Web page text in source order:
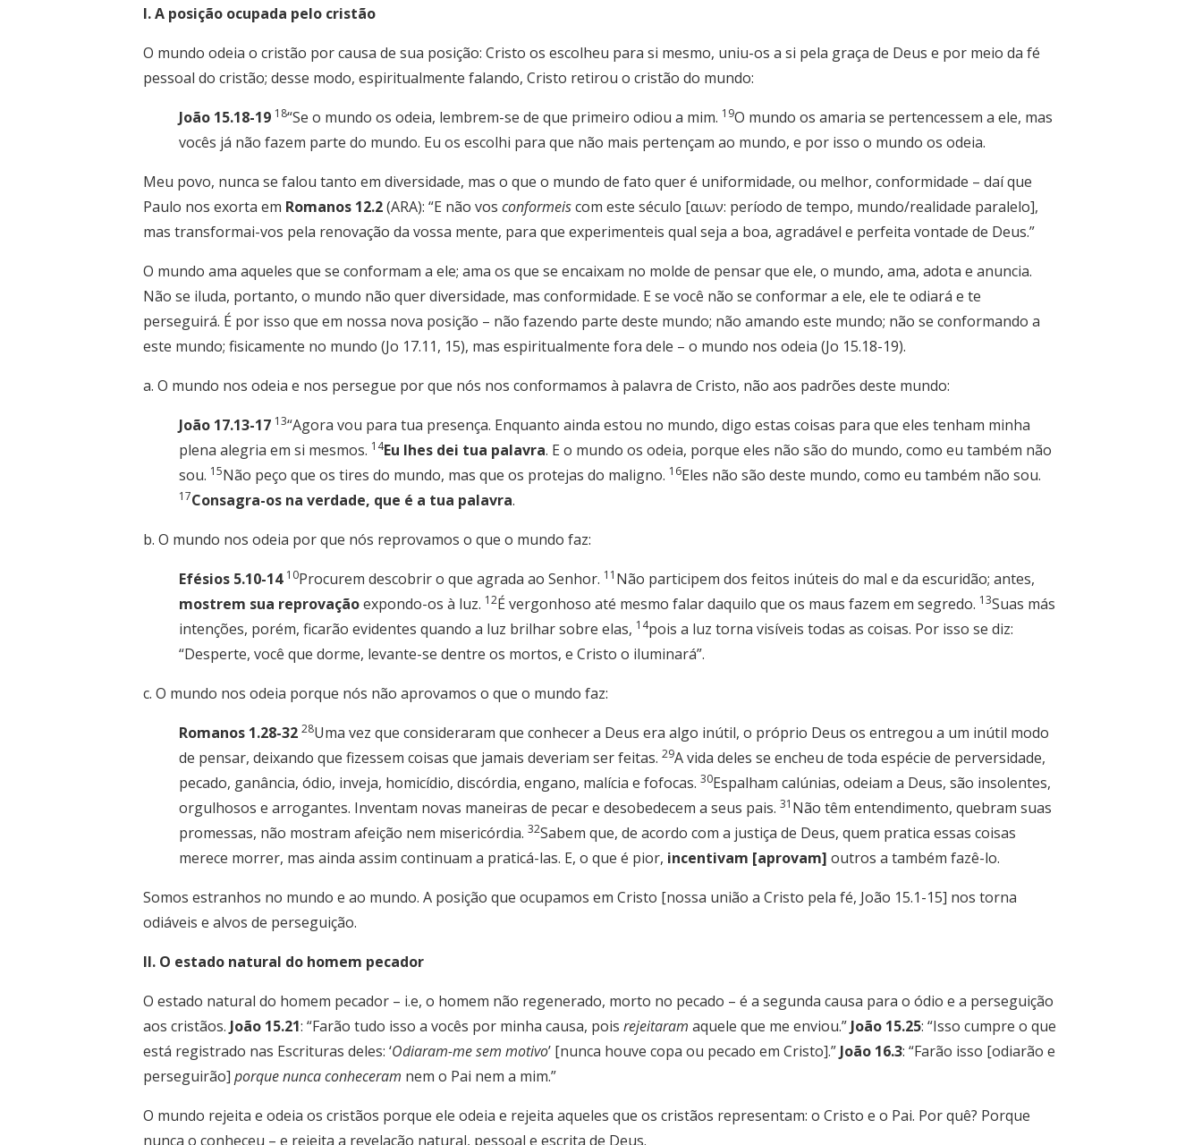
I. A posição ocupada pelo cristão
O mundo odeia o cristão por causa de sua posição: Cristo os escolheu para si mesmo, uniu-os a si pela graça de Deus e por meio da fé
pessoal do cristão; desse modo, espiritualmente falando, Cristo retirou o cristão do mundo:
João 15.18-19 18“Se o mundo os odeia, lembrem-se de que primeiro odiou a mim. 19O mundo os amaria se pertencessem a ele, mas
vocês já não fazem parte do mundo. Eu os escolhi para que não mais pertençam ao mundo, e por isso o mundo os odeia.
Meu povo, nunca se falou tanto em diversidade, mas o que o mundo de fato quer é uniformidade, ou melhor, conformidade – daí que
Paulo nos exorta em Romanos 12.2(ARA): “E não vos conformeiscom este século [αιων: período de tempo, mundo/realidade paralelo],
mas transformai-vos pela renovação da vossa mente, para que experimenteis qual seja a boa, agradável e perfeita vontade de Deus.”
O mundo ama aqueles que se conformam a ele; ama os que se encaixam no molde de pensar que ele, o mundo, ama, adota e anuncia.
Não se iluda, portanto, o mundo não quer diversidade, mas conformidade. E se você não se conformar a ele, ele te odiará e te
perseguirá. É por isso que em nossa nova posição – não fazendo parte deste mundo; não amando este mundo; não se conformando a
este mundo; fisicamente no mundo (Jo 17.11, 15), mas espiritualmente fora dele – o mundo nos odeia (Jo 15.18-19).
a. O mundo nos odeia e nos persegue por que nós nos conformamos à palavra de Cristo, não aos padrões deste mundo:
João 17.13-17 13“Agora vou para tua presença. Enquanto ainda estou no mundo, digo estas coisas para que eles tenham minha
plena alegria em si mesmos. 14Eu lhes dei tua palavra. E o mundo os odeia, porque eles não são do mundo, como eu também não
sou. 15Não peço que os tires do mundo, mas que os protejas do maligno. 16Eles não são deste mundo, como eu também não sou.
17Consagra-os na verdade, que é a tua palavra.
b. O mundo nos odeia por que nós reprovamos o que o mundo faz:
Efésios 5.10-14 10Procurem descobrir o que agrada ao Senhor. 11 Não participem dos feitos inúteis do mal e da escuridão; antes,
mostrem sua reprovaçãoexpondo-os à luz. 12É vergonhoso até mesmo falar daquilo que os maus fazem em segredo. 13Suas más
intenções, porém, ficarão evidentes quando a luz brilhar sobre elas, 14pois a luz torna visíveis todas as coisas. Por isso se diz:
“Desperte, você que dorme, levante-se dentre os mortos, e Cristo o iluminará”.
c. O mundo nos odeia porque nós não aprovamos o que o mundo faz:
Romanos 1.28-32 28Uma vez que consideraram que conhecer a Deus era algo inútil, o próprio Deus os entregou a um inútil modo
de pensar, deixando que fizessem coisas que jamais deveriam ser feitas. 29A vida deles se encheu de toda espécie de perversidade,
pecado, ganância, ódio, inveja, homicídio, discórdia, engano, malícia e fofocas. 30Espalham calúnias, odeiam a Deus, são insolentes,
orgulhosos e arrogantes. Inventam novas maneiras de pecar e desobedecem a seus pais. 31 Não têm entendimento, quebram suas
promessas, não mostram afeição nem misericórdia. 32Sabem que, de acordo com a justiça de Deus, quem pratica essas coisas
merece morrer, mas ainda assim continuam a praticá-las. E, o que é pior, incentivam [aprovam] outros a também fazê-lo.
Somos estranhos no mundo e ao mundo. A posição que ocupamos em Cristo [nossa união a Cristo pela fé, João 15.1-15] nos torna
odiáveis e alvos de perseguição.
II. O estado natural do homem pecador
O estado natural do homem pecador – i.e, o homem não regenerado, morto no pecado – é a segunda causa para o ódio e a perseguição
aos cristãos. João 15.21: “Farão tudo isso a vocês por minha causa, pois rejeitaram aquele que me enviou.” João 15.25: “Isso cumpre o que
está registrado nas Escrituras deles: ‘Odiaram-me sem motivo’ [nunca houve copa ou pecado em Cristo].” João 16.3: “Farão isso [odiarão e
perseguirão] porque nunca conheceram nem o Pai nem a mim.”
O mundo rejeita e odeia os cristãos porque ele odeia e rejeita aqueles que os cristãos representam: o Cristo e o Pai. Por quê? Porque
nunca o conheceu – e rejeita a revelação natural, pessoal e escrita de Deus.